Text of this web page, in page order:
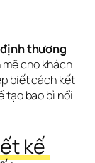
thương
cho khách
biết cách kết
tạo bao bì nổi
kế